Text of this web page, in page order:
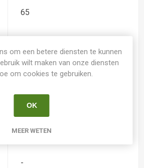
65
Nee
12.5
Juli
-
om een betere diensten te kunnen
wilt maken van onze diensten
om cookies te gebruiken.
OK
MEER WETEN